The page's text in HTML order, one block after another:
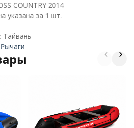
COUNTRY 2014
указана за 1 шт.
Тайвань
Рычаги